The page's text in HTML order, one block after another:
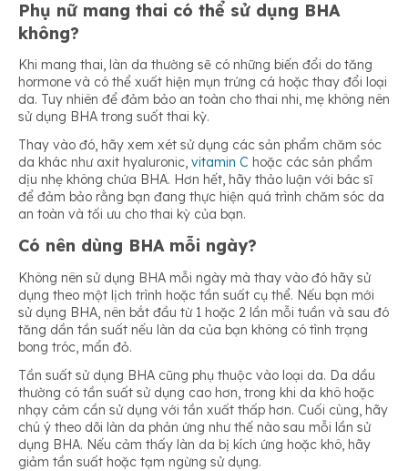
Phụ nữ mang thai có thể sử dụng BHA
không?
Khi mang thai, làn da thường sẽ có những biến đổi do tăng
hormone và có thể xuất hiện mụn trứng cá hoặc thay đổi loại
da. Tuy nhiên để đảm bảo an toàn cho thai nhi, mẹ không nên
sử dụng BHA trong suốt thai kỳ.
Thay vào đó, hãy xem xét sử dụng các sản phẩm chăm sóc
da khác như axit hyaluronic, vitamin C hoặc các sản phẩm
dịu nhẹ không chứa BHA. Hơn hết, hãy thảo luận với bác sĩ
để đảm bảo rằng bạn đang thực hiện quá trình chăm sóc da
an toàn và tối ưu cho thai kỳ của bạn.
Có nên dùng BHA mỗi ngày?
Không nên sử dụng BHA mỗi ngày mà thay vào đó hãy sử
dụng theo một lịch trình hoặc tần suất cụ thể. Nếu bạn mới
sử dụng BHA, nên bắt đầu từ 1 hoặc 2 lần mỗi tuần và sau đó
tăng dần tần suất nếu làn da của bạn không có tình trạng
bong tróc, mẩn đỏ.
Tần suất sử dụng BHA cũng phụ thuộc vào loại da. Da dầu
thường có tần suất sử dụng cao hơn, trong khi da khô hoặc
nhạy cảm cần sử dụng với tần xuất thấp hơn. Cuối cùng, hãy
chú ý theo dõi làn da phản ứng như thế nào sau mỗi lần sử
dụng BHA. Nếu cảm thấy làn da bị kích ứng hoặc khô, hãy
giảm tần suất hoặc tạm ngừng sử dụng.